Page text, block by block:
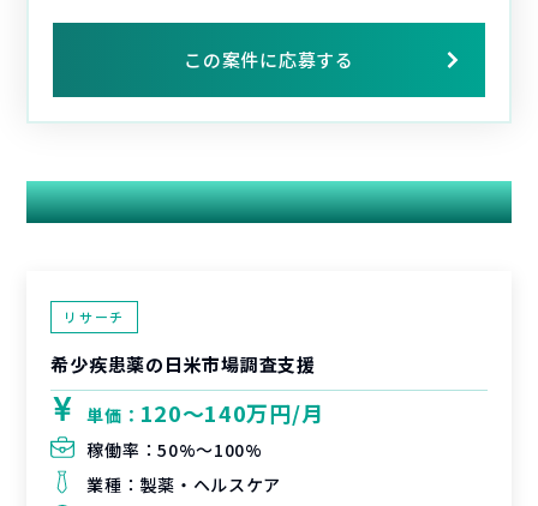
この案件に応募する
関連する案件
リサーチ
希少疾患薬の日米市場調査支援
単価： 120〜140万円/月
稼働率：50%〜100%
業種： 製薬・ヘルスケア